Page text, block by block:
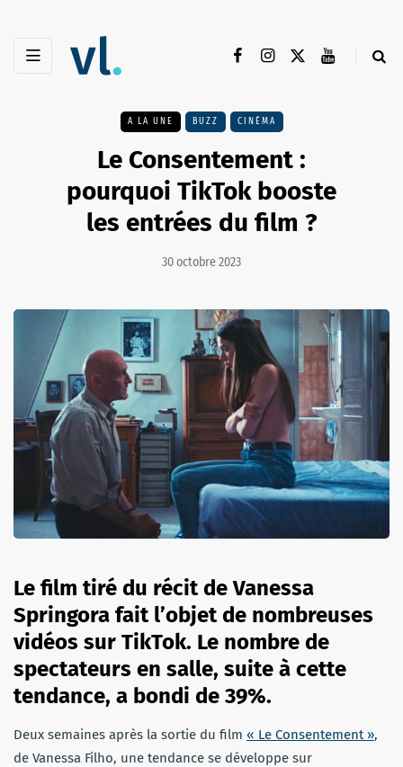
A LA UNE BUZZ CINÉMA
Le Consentement :
pourquoi TikTok booste
les entrées du film ?
30 octobre 2023
Le film tiré du récit de Vanessa
Springora fait l’objet de nombreuses
vidéos sur TikTok. Le nombre de
spectateurs en salle, suite à cette
tendance, a bondi de 39%.
Deux semaines après la sortie du film « Le Consentement »,
de Vanessa Filho, une tendance se développe sur